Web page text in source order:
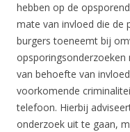
hebben op de
mate van invloed die de
burgers toeneemt bij
van behoefte van
voorkomende
telefoon. Hierbij
onderzoek uit te gaan,